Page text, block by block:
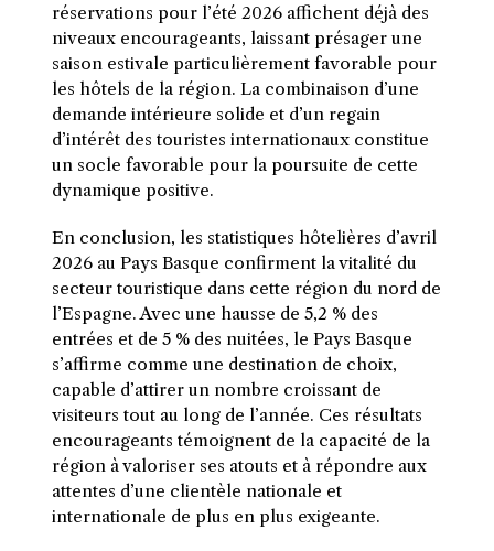
réservations pour l’été 2026 affichent déjà des
niveaux encourageants, laissant présager une
saison estivale particulièrement favorable pour
les hôtels de la région. La combinaison d’une
demande intérieure solide et d’un regain
d’intérêt des touristes internationaux constitue
un socle favorable pour la poursuite de cette
dynamique positive.
En conclusion, les statistiques hôtelières d’avril
2026 au Pays Basque confirment la vitalité du
secteur touristique dans cette région du nord de
l’Espagne. Avec une hausse de 5,2 % des
entrées et de 5 % des nuitées, le Pays Basque
s’affirme comme une destination de choix,
capable d’attirer un nombre croissant de
visiteurs tout au long de l’année. Ces résultats
encourageants témoignent de la capacité de la
région à valoriser ses atouts et à répondre aux
attentes d’une clientèle nationale et
internationale de plus en plus exigeante.